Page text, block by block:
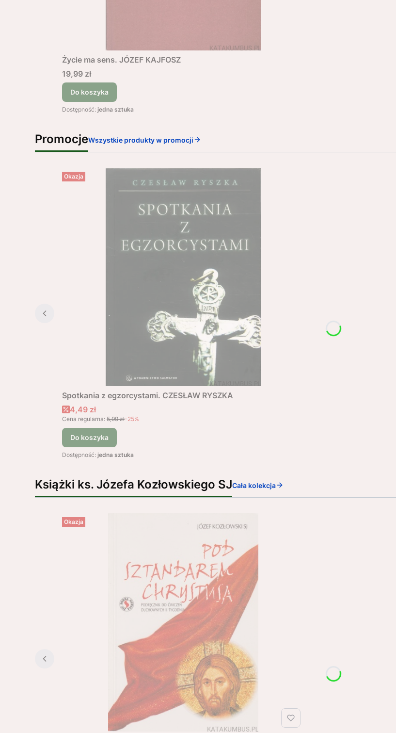
Życie ma sens. JÓZEF KAJFOSZ
Cena
19,99 zł
Do koszyka
Dostępność: jedna sztuka
PromocjeWszystkie produkty w promocji
Okazja
Spotkania z egzorcystami. CZESŁAW RYSZKA
Cena promocyjna
4,49 zł
Cena regularna: 5,99 zł-25%
Do koszyka
Dostępność: jedna sztuka
Książki ks. Józefa Kozłowskiego SJCała kolekcja
Okazja